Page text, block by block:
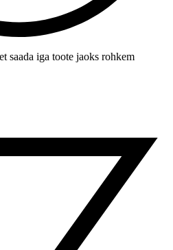
saada iga toote jaoks rohkem